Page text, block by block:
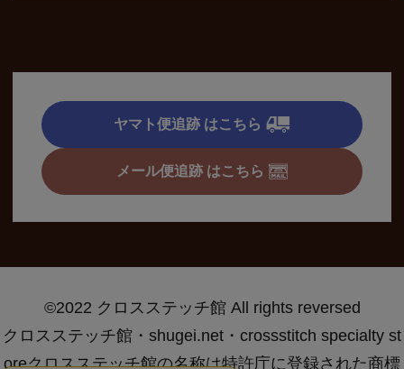
ヤマト便追跡 はこちら
メール便追跡 はこちら
©2022 クロスステッチ館 All rights reversed
クロスステッチ館・shugei.net・crossstitch specialty st
oreクロスステッチ館の名称は特許庁に登録された商標